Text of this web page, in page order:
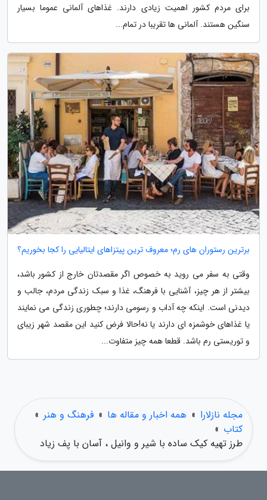
برای مردم کشور اهمیت زیادی دارند. غذاهای آلمانی عموما بسیار
سنگین هستند. آلمانی ها تقریبا در تمام...
برترین رستوران های رم؛ معروف ترین پیتزاهای ایتالیایی را کجا بخوریم؟
وقتی به سفر می روید به خصوص اگر مقصدتان خارج از کشور باشد،
بیشتر از هر چیز، آشنایی با فرهنگ، غذا و سبک زندگی مردم، جالب و
دیدنی است. اینکه چه آداب و رسومی دارند؛ چطوری زندگی می نمایند
یا غذاهای خوشمزه ای دارند یا نه!حالا فرض کنید این مقصد شهر زیبای
و توریستی رم باشد. قطعا همه چیز متفاوت...
مجله نازلارا » همه اخبار و مقاله ها » فرهنگ و هنر »
کتاب »
طرز تهیه کیک ساده با شیر و وانیل ، آسان با پف زیاد